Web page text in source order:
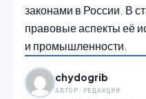
законами в России. В
правовые аспекты её
и промышленности.
chydogrib
АВТОР РЕДАКЦИИ